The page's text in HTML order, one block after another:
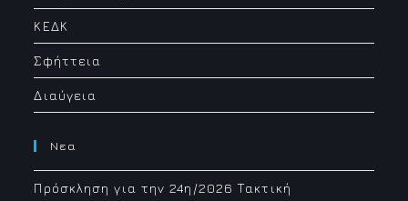
ΚΕΔΚ
Σφήττεια
Διαύγεια
Νεα
Πρόσκληση για την 24η/2026 Τακτική